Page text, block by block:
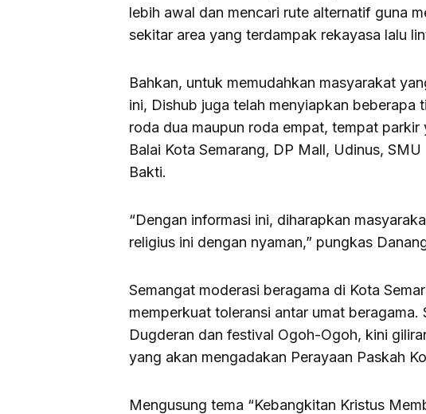
lebih awal dan mencari rute alternatif guna
sekitar area yang terdampak rekayasa lalu
Bahkan, untuk memudahkan masyarakat
ini, Dishub juga telah menyiapkan beberapa
roda dua maupun roda empat, tempat
Balai Kota Semarang, DP Mall, Udinus,
Bakti.
“Dengan informasi ini, diharapkan
religius ini dengan nyaman,” pungkas
Semangat moderasi beragama di Kota
memperkuat toleransi antar umat
Dugderan dan festival Ogoh-Ogoh, kini
yang akan mengadakan Perayaan Paskah
Mengusung tema “Kebangkitan Kristus